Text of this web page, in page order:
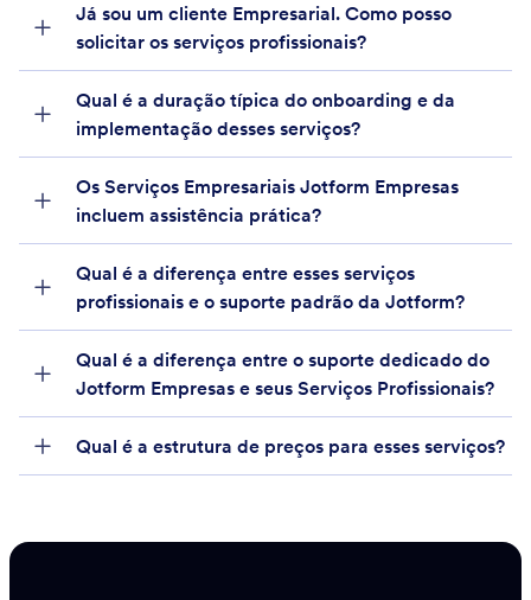
Empresarial
Já sou um cliente Empresarial. Como posso
solicitar os serviços profissionais?
Qual é a duração típica do onboarding e da
implementação desses serviços?
Os Serviços Empresariais Jotform Empresas
incluem assistência prática?
Qual é a diferença entre esses serviços
profissionais e o suporte padrão da Jotform?
Qual é a diferença entre o suporte dedicado do
Jotform Empresas e seus Serviços Profissionais?
Qual é a estrutura de preços para esses serviços?